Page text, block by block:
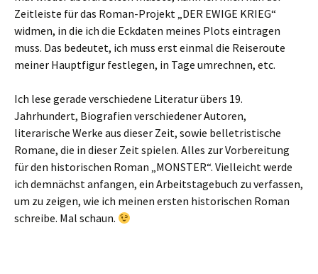
Zeitleiste für das Roman-Projekt „DER EWIGE KRIEG“
widmen, in die ich die Eckdaten meines Plots eintragen
muss. Das bedeutet, ich muss erst einmal die Reiseroute
meiner Hauptfigur festlegen, in Tage umrechnen, etc.
Ich lese gerade verschiedene Literatur übers 19.
Jahrhundert, Biografien verschiedener Autoren,
literarische Werke aus dieser Zeit, sowie belletristische
Romane, die in dieser Zeit spielen. Alles zur Vorbereitung
für den historischen Roman „MONSTER“. Vielleicht werde
ich demnächst anfangen, ein Arbeitstagebuch zu verfassen,
um zu zeigen, wie ich meinen ersten historischen Roman
schreibe. Mal schaun.